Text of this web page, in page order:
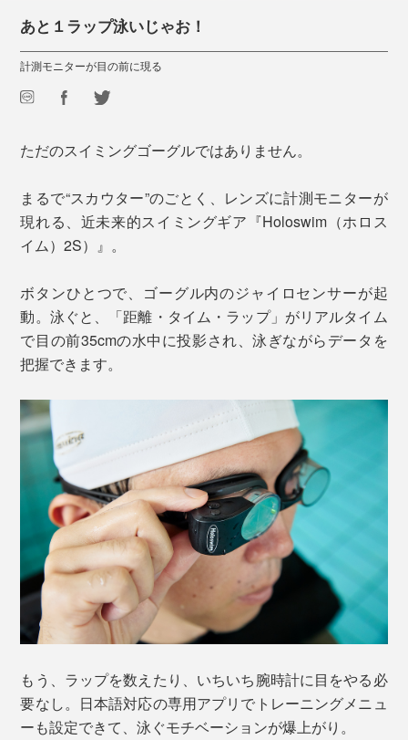
あと１ラップ泳いじゃお！
計測モニターが目の前に現る
ただのスイミングゴーグルではありません。
まるで“スカウター”のごとく、レンズに計測モニターが
現れる、近未来的スイミングギア『Holoswim（ホロス
イム）2S）』。
ボタンひとつで、ゴーグル内のジャイロセンサーが起
動。泳ぐと、「距離・タイム・ラップ」がリアルタイム
で目の前35cmの水中に投影され、泳ぎながらデータを
把握できます。
もう、ラップを数えたり、いちいち腕時計に目をやる必
要なし。日本語対応の専用アプリでトレーニングメニュ
ーも設定できて、泳ぐモチベーションが爆上がり。